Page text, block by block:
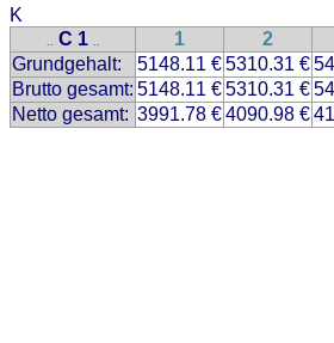
K
.. C 1 .. 1 2
Grundgehalt:
5148.11 €5310.31 €
Brutto gesamt: 5148.11 €5310.31 €
Netto gesamt: 3991.78 €4090.98 €